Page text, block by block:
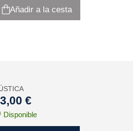
Añadir a la cesta
€
Disponible